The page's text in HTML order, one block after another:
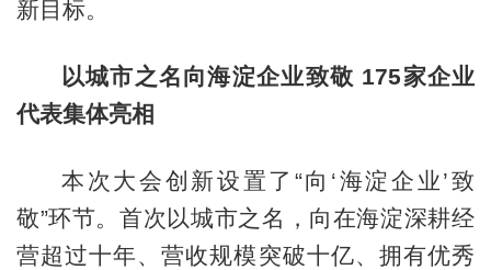
新目标。
以城市之名向海淀企业致敬 175家企业
代表集体亮相
本次大会创新设置了“向‘海淀企业’致
敬”环节。首次以城市之名，向在海淀深耕经
营超过十年、营收规模突破十亿、拥有优秀